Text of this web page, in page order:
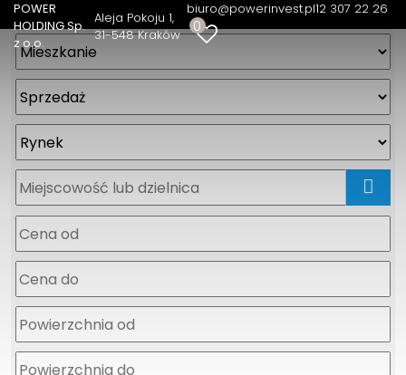
POWER
HOLDING Sp.
z o.o.
Aleja Pokoju 1
31-548 Kraków
biuro@powerinvest.pl12 307 22 26
0
mapa